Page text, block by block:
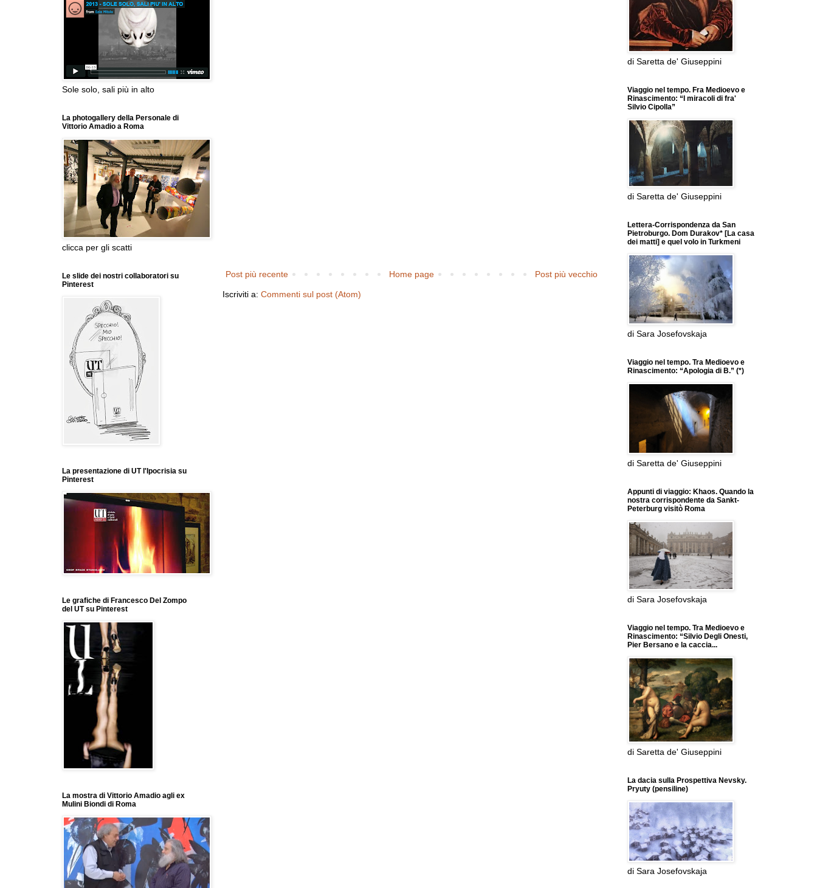
Post più recente Post più vecchio
Home page
Iscriviti a: Commenti sul post (Atom)
Sole solo, sali più in alto
La photogallery della Personale di
Vittorio Amadio a Roma
clicca per gli scatti
Le slide dei nostri collaboratori su
Pinterest
La presentazione di UT l'Ipocrisia su
Pinterest
Le grafiche di Francesco Del Zompo
del UT su Pinterest
La mostra di Vittorio Amadio agli ex
Mulini Biondi di Roma
di Saretta de' Giuseppini
Viaggio nel tempo. Fra Medioevo e
Rinascimento: “I miracoli di fra'
Silvio Cipolla”
di Saretta de' Giuseppini
Lettera-Corrispondenza da San
Pietroburgo. Dom Durakov* [La casa
dei matti] e quel volo in Turkmeni
di Sara Josefovskaja
Viaggio nel tempo. Tra Medioevo e
Rinascimento: “Apologia di B.” (*)
di Saretta de' Giuseppini
Appunti di viaggio: Khaos. Quando la
nostra corrispondente da Sankt-
Peterburg visitò Roma
di Sara Josefovskaja
Viaggio nel tempo. Tra Medioevo e
Rinascimento: “Silvio Degli Onesti,
Pier Bersano e la caccia...
di Saretta de' Giuseppini
La dacia sulla Prospettiva Nevsky.
Pryuty (pensiline)
di Sara Josefovskaja